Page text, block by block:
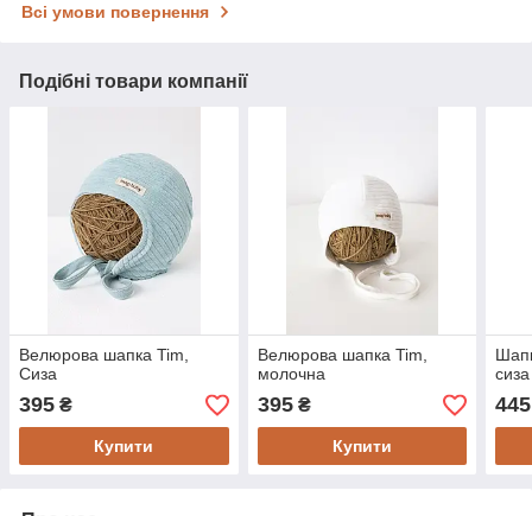
Всі умови повернення
Подібні товари компанії
Велюрова шапка Tim,
Сиза
395 ₴
Купити
Велюрова шапка Tim,
молочна
395₴
Купити
сиза
445